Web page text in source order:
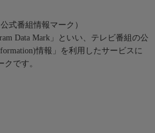
式番組情報マーク）
Data Mark」といい、テレビ番組の公
情報」を利用したサービスに
です。